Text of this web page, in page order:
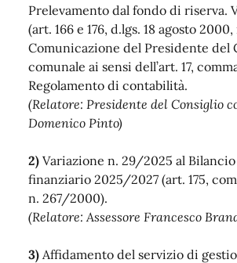
Prelevamento dal fondo di riserva.
(art. 166 e 176, d.lgs. 18 agosto 2000,
Comunicazione del Presidente del
comunale ai sensi dell’art. 17,
Regolamento di contabilità.
(Relatore: Presidente del Consiglio
Domenico Pinto)
2) Variazione n. 29/2025 al
finanziario 2025/2027 (art. 175,
n. 267/2000).
(Relatore: Assessore Francesco
3) Affidamento del servizio di